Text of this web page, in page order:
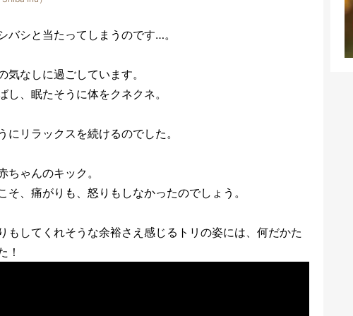
バシと当たってしまうのです…。
なしに過ごしています。
し、眠たそうに体をクネクネ。
にリラックスを続けるのでした。
ゃんのキック。
そ、痛がりも、怒りもしなかったのでしょう。
もしてくれそうな余裕さえ感じるトリの姿には、何だかた
！